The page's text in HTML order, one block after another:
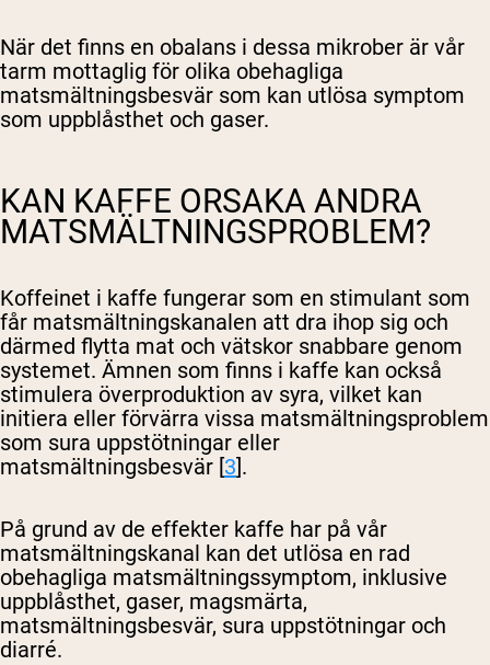
När det finns en obalans i dessa mikrober är vår
tarm mottaglig för olika obehagliga
matsmältningsbesvär som kan utlösa symptom
som uppblåsthet och gaser.
KAN KAFFE ORSAKA ANDRA
MATSMÄLTNINGSPROBLEM?
Koffeinet i kaffe fungerar som en stimulant som
får matsmältningskanalen att dra ihop sig och
därmed flytta mat och vätskor snabbare genom
systemet. Ämnen som finns i kaffe kan också
stimulera överproduktion av syra, vilket kan
initiera eller förvärra vissa matsmältningsproblem
som sura uppstötningar eller
matsmältningsbesvär [3].
På grund av de effekter kaffe har på vår
matsmältningskanal kan det utlösa en rad
obehagliga matsmältningssymptom, inklusive
uppblåsthet, gaser, magsmärta,
matsmältningsbesvär, sura uppstötningar och
diarré.